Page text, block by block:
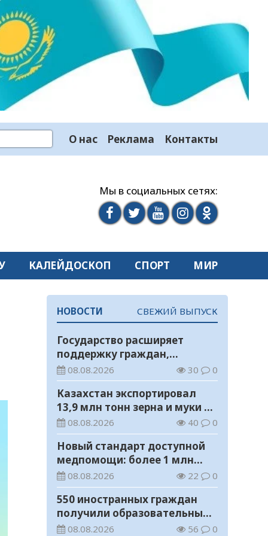
О нас Реклама Контакты
Мы в социальных сетях:
КАЛЕЙДОСКОП СПОРТ МИР
НОВОСТИ СВЕЖИЙ ВЫПУСК
Государство расширяет
поддержку граждан,
переезжающих в новые
регионы для работы
08.08.2026 30 0
Казахстан экспортировал
13,9 млн тонн зерна и муки в
зерновом эквиваленте
08.08.2026 40 0
Новый стандарт доступной
медпомощи: более 1 млн
казахстанцев получили
телемедицинские услуги
08.08.2026 22 0
550 иностранных граждан
получили образовательные
гранты для обучения в
08.08.2026 56 0